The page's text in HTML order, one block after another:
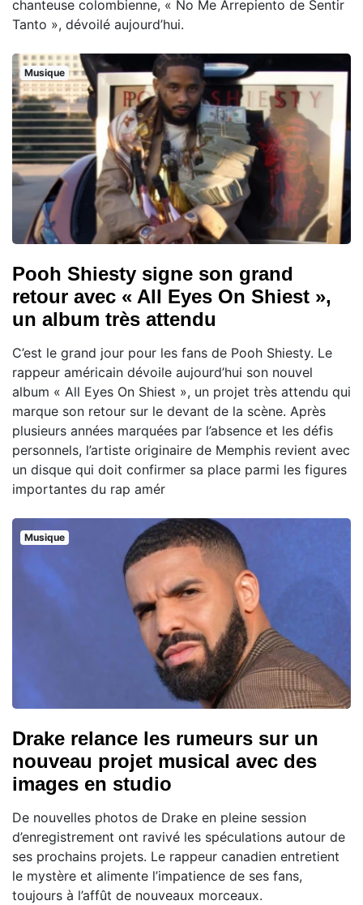
chanteuse colombienne, « No Me Arrepiento de Sentir
Tanto », dévoilé aujourd’hui.
Musique
Pooh Shiesty signe son grand
retour avec « All Eyes On Shiest »,
un album très attendu
C’est le grand jour pour les fans de Pooh Shiesty. Le
rappeur américain dévoile aujourd’hui son nouvel
album « All Eyes On Shiest », un projet très attendu qui
marque son retour sur le devant de la scène. Après
plusieurs années marquées par l’absence et les défis
personnels, l’artiste originaire de Memphis revient avec
un disque qui doit confirmer sa place parmi les figures
importantes du rap amér
Musique
Drake relance les rumeurs sur un
nouveau projet musical avec des
images en studio
De nouvelles photos de Drake en pleine session
d’enregistrement ont ravivé les spéculations autour de
ses prochains projets. Le rappeur canadien entretient
le mystère et alimente l’impatience de ses fans,
toujours à l’affût de nouveaux morceaux.